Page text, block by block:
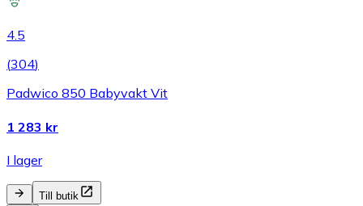
4.5
(304)
Padwico 850 Babyvakt Vit
1 283 kr
I lager
Till butik